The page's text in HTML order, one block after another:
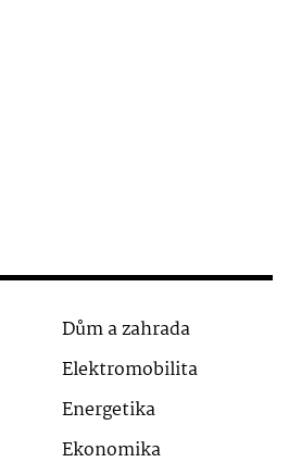
Dům a zahrada
Elektromobilita
Energetika
Ekonomika